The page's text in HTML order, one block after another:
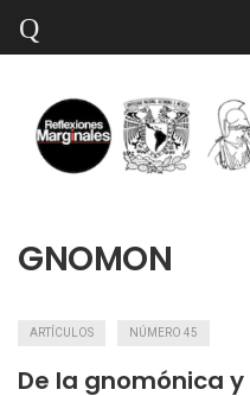
GNOMON
ARTÍCULOS NÚMERO 45
De la gnomónica y